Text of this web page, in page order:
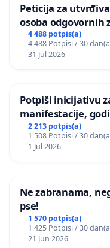
Peticija za
osoba odgovornih
Grada Zagreba
4 488 potpis(a)
4 488 Potpisi / 30
31 Jul 2026
Potpiši inicijativu
manifestacije,
javnog događaja
2 213 potpis(a)
1 508 Potpisi / 30
1 Jul 2026
Ne zabranama,
pse!
1 570 potpis(a)
1 425 Potpisi / 30
21 Jun 2026